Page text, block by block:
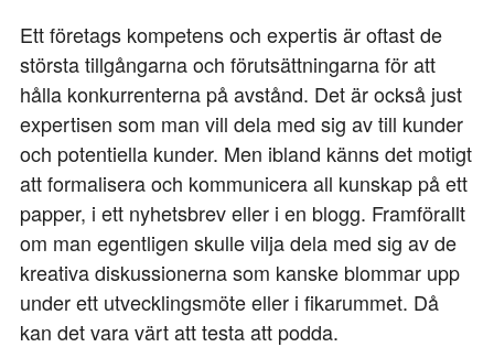
Ett företags kompetens och expertis är oftast de
största tillgångarna och förutsättningarna för att
hålla konkurrenterna på avstånd. Det är också just
expertisen som man vill dela med sig av till kunder
och potentiella kunder. Men ibland känns det motigt
att formalisera och kommunicera all kunskap på ett
papper, i ett nyhetsbrev eller i en blogg. Framförallt
om man egentligen skulle vilja dela med sig av de
kreativa diskussionerna som kanske blommar upp
under ett utvecklingsmöte eller i fikarummet. Då
kan det vara värt att testa att podda.